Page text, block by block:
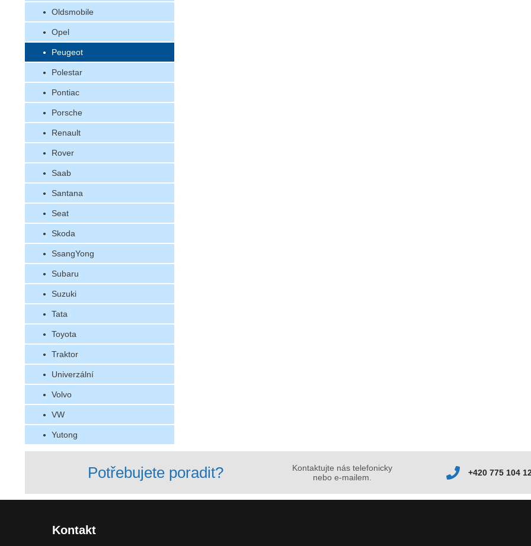
Oldsmobile
Opel
Peugeot
Polestar
Pontiac
Porsche
Renault
Rover
Saab
Santana
Seat
Skoda
SsangYong
Subaru
Suzuki
Tata
Toyota
Traktor
Univerzální
Volvo
VW
Yutong
Potřebujete poradit?
Kontaktujte nás telefonicky
nebo e-mailem.
+420 775 104
Kontakt